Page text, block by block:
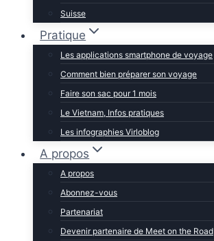
Suisse
Pratique
Les applications smartphone de voyage
Comment bien préparer son voyage
Faire son sac pour 1 mois
Le Vietnam, Infos pratiques
Les infographies Virloblog
A propos
A propos
Abonnez-vous
Partenariat
Devenir partenaire de Meet on the Road